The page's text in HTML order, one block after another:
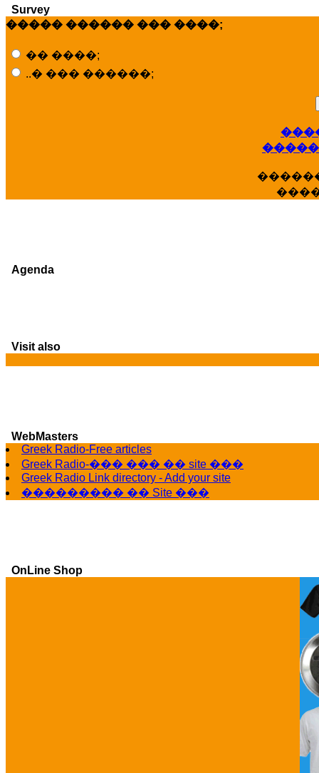
Survey
����� ������ ��� ����;
�� ����;
..� ��� ������;
Agenda
Visit also
WebMasters
Greek Radio-Free articles
Greek Radio-��� ��� �� site ���
Greek Radio Link directory - Add your site
��������� �� Site ���
OnLine Shop